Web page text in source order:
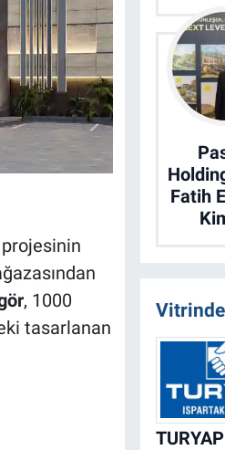
projesinin
, 1000
tasarlanan
Fatih